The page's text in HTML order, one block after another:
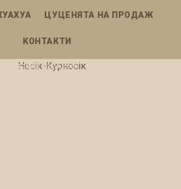
ЦУЦЕНЯТА НА ПРОДАЖ
КОНТАКТИ
права захищені.